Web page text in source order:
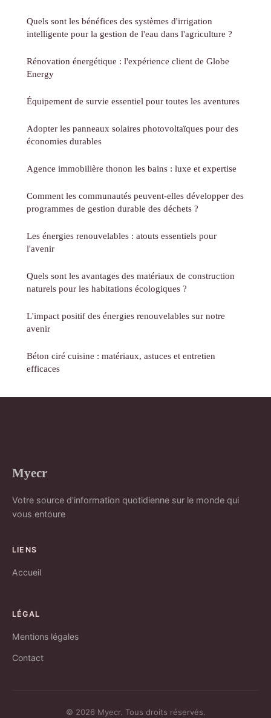
Quels sont les bénéfices des systèmes d'irrigation
intelligente pour la gestion de l'eau dans l'agriculture ?
Rénovation énergétique : l'expérience client de Globe
Energy
Équipement de survie essentiel pour toutes les aventures
Adopter les panneaux solaires photovoltaïques pour des
économies durables
Agence immobilière thonon les bains : luxe et expertise
Comment les communautés peuvent-elles développer des
programmes de gestion durable des déchets ?
Les énergies renouvelables : atouts essentiels pour
l'avenir
Quels sont les avantages des matériaux de construction
naturels pour les habitations écologiques ?
L'impact positif des énergies renouvelables sur notre
avenir
Béton ciré cuisine : matériaux, astuces et entretien
efficaces
Myecr
Votre source d'information quotidienne sur le monde qui
vous entoure
LIENS
Accueil
LÉGAL
Mentions légales
Contact
© 2026 Myecr. Tous droits réservés.